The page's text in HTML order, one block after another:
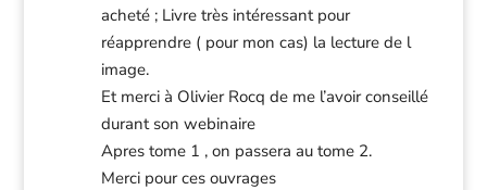
acheté ; Livre très intéressant pour
réapprendre ( pour mon cas) la lecture de l
image.
Et merci à Olivier Rocq de me l’avoir conseillé
durant son webinaire
Apres tome 1 , on passera au tome 2.
Merci pour ces ouvrages